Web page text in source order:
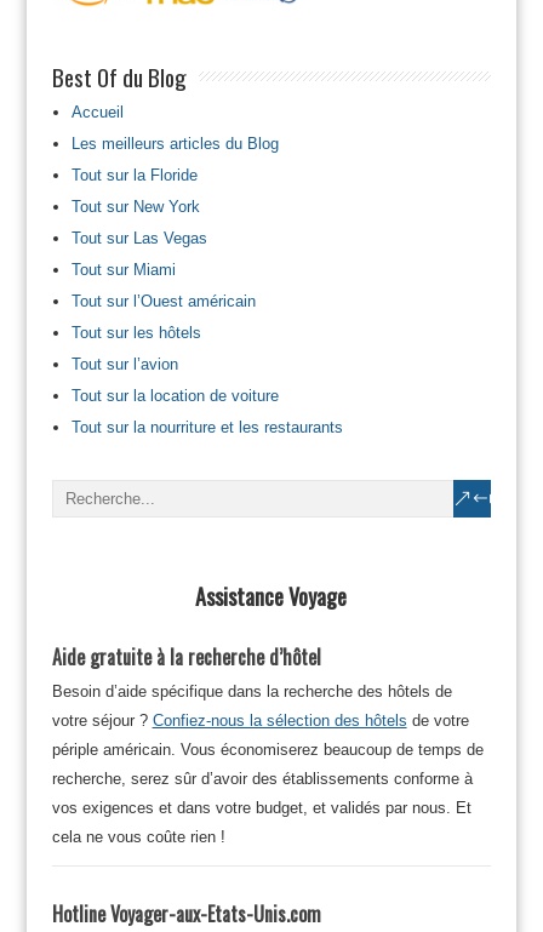
Best Of du Blog
Accueil
Les meilleurs articles du Blog
Tout sur la Floride
Tout sur New York
Tout sur Las Vegas
Tout sur Miami
Tout sur l’Ouest américain
Tout sur les hôtels
Tout sur l’avion
Tout sur la location de voiture
Tout sur la nourriture et les restaurants
Assistance Voyage
Aide gratuite à la recherche d’hôtel
Besoin d’aide spécifique dans la recherche des hôtels de
votre séjour ? Confiez-nous la sélection des hôtels de votre
périple américain. Vous économiserez beaucoup de temps de
recherche, serez sûr d’avoir des établissements conforme à
vos exigences et dans votre budget, et validés par nous. Et
cela ne vous coûte rien !
Hotline Voyager-aux-Etats-Unis.com